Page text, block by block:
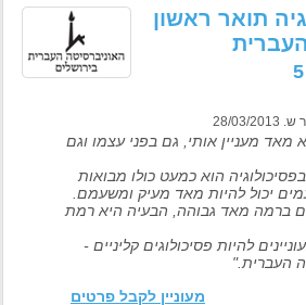
תואר ראשון
5
מאד מעניין אותי, גם בפני עצמו וגם
הוא כמעט כולו מבואות
יכול להיות מאד מעיק ומשעמם.
ברמה מאד גבוהה, הבעיה היא רמת
להיות פסיכולוגים קליניים -
העברית."
מעוניין לקבל פרטים